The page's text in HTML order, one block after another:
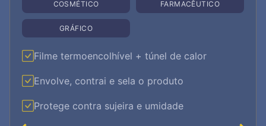
Envolve o material com filme stretch de forma
automatizada
Operador fixa o filme e a máquina faz o giro
Economia de filme e maior fixação da carga